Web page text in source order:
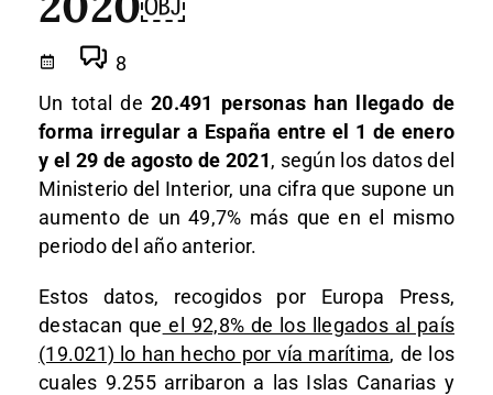
8
Un total de20.491 personas han llegado de
forma irregular a España entre el 1 de enero
y el 29 de agosto de 2021, según los datos del
Ministerio del Interior, una cifra que supone un
aumento de un 49,7% más que en el mismo
periodo del año anterior.
Estos datos, recogidos por Europa Press,
destacan que el 92,8% de los llegados al país
(19.021) lo han hecho por vía marítima, de los
cuales 9.255 arribaron a las Islas Canarias y